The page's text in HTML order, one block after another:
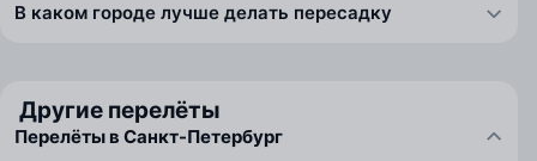
В каком городе лучше делать пересадку
Другие перелёты
Перелёты в Санкт-Петербург